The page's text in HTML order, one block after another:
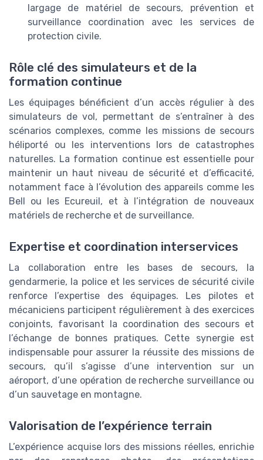
largage de matériel de secours, prévention et
surveillance coordination avec les services de
protection civile.
Rôle clé des simulateurs et de la
formation continue
Les équipages bénéficient d’un accès régulier à des
simulateurs de vol, permettant de s’entraîner à des
scénarios complexes, comme les missions de secours
héliporté ou les interventions lors de catastrophes
naturelles. La formation continue est essentielle pour
maintenir un haut niveau de sécurité et d’efficacité,
notamment face à l’évolution des appareils comme les
Bell ou les Ecureuil, et à l’intégration de nouveaux
matériels de recherche et de surveillance.
Expertise et coordination interservices
La collaboration entre les bases de secours, la
gendarmerie, la police et les services de sécurité civile
renforce l’expertise des équipages. Les pilotes et
mécaniciens participent régulièrement à des exercices
conjoints, favorisant la coordination des secours et
l’échange de bonnes pratiques. Cette synergie est
indispensable pour assurer la réussite des missions de
secours, qu’il s’agisse d’une intervention sur un
aéroport, d’une opération de recherche surveillance ou
d’un sauvetage en montagne.
Valorisation de l’expérience terrain
L’expérience acquise lors des missions réelles, enrichie